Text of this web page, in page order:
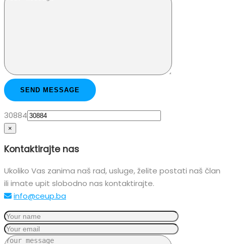
30884
×
Kontaktirajte nas
Ukoliko Vas zanima naš rad, usluge, želite postati naš član
ili imate upit slobodno nas kontaktirajte.
info@ceup.ba